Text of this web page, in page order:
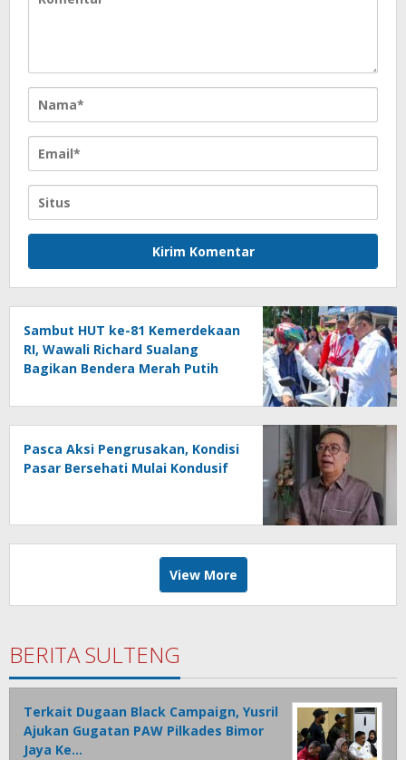
Sambut HUT ke-81 Kemerdekaan
RI, Wawali Richard Sualang
Bagikan Bendera Merah Putih
Pasca Aksi Pengrusakan, Kondisi
Pasar Bersehati Mulai Kondusif
View More
BERITA SULTENG
Terkait Dugaan Black Campaign, Yusril
Ajukan Gugatan PAW Pilkades Bimor
Jaya Ke…